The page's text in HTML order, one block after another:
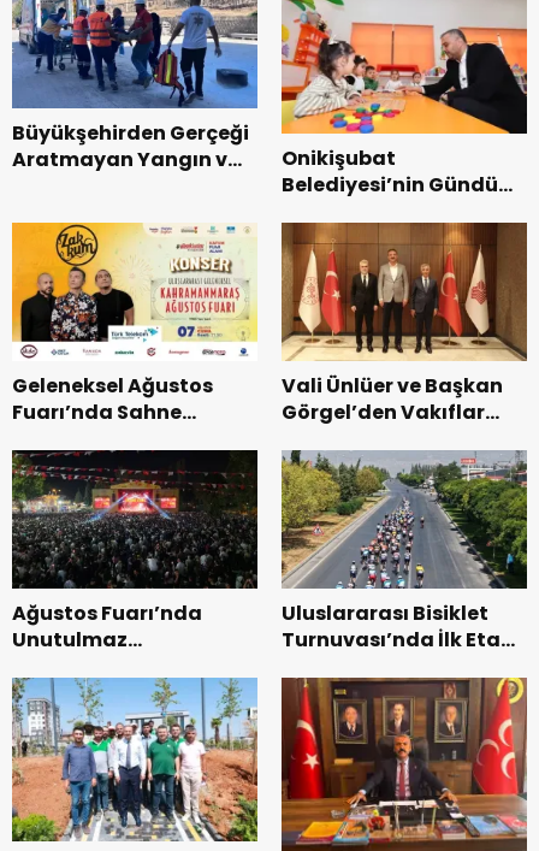
Büyükşehirden Gerçeği
Aratmayan Yangın ve
Onikişubat
Belediyesi’nin Gündüz
dönemin ön kayıtları
başladı.
Geleneksel Ağustos
Fuarı’nda Sahne
Vali Ünlüer ve Başkan
Görgel’den Vakıflar
ziyaret.
Ağustos Fuarı’nda
Unutulmaz
Uluslararası Bisiklet
Turnuvası’nda İlk Etap
Tamamlandı.